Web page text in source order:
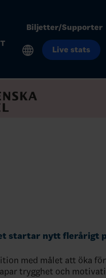
Biljetter/Supporter
Live stats
startar nytt flerårigt
med målet att öka
trygghet och